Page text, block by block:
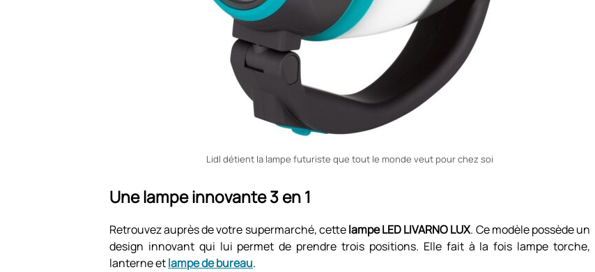
Lidl détient la lampe futuriste que tout le monde veut pour chez soi
Une lampe innovante 3 en 1
Retrouvez auprès de votre supermarché, cettelampe LED LIVARNO LUX. Ce modèle possède un
design innovant qui lui permet de prendre trois positions. Elle fait à la fois lampe torche,
lanterne etlampe de bureau.